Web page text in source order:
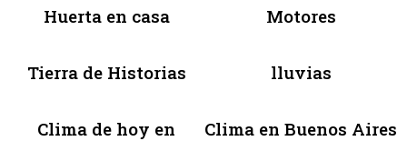
Huerta en casa Motores
Tierra de Historias lluvias
Clima de hoy en
Clima en Buenos Aires